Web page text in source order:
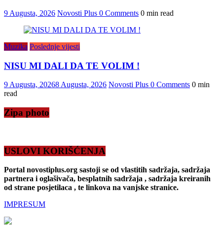
9 Augusta, 2026 Novosti Plus 0 Comments 0 min read
Muzika Poslednje vijesti
NISU MI DALI DA TE VOLIM !
9 Augusta, 20268 Augusta, 2026 Novosti Plus 0 Comments 0 min
read
Zipa photo
USLOVI KORIŠĆENJA
Portal novostiplus.org sastoji se od vlastitih sadržaja, sadržaja
partnera i oglašivača, besplatnih sadržaja , sadržaja kreiranih
od strane posjetilaca , te linkova na vanjske stranice.
IMPRESUM